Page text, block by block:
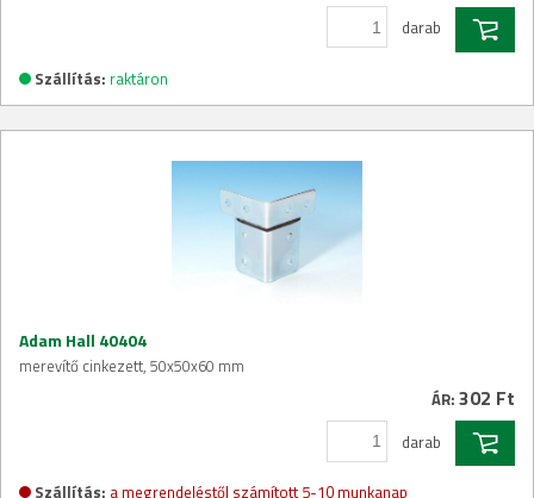
darab
Szállítás: raktáron
Adam Hall 40404
merevítő cinkezett, 50x50x60 mm
ÁR: 302 Ft
darab
Szállítás: a megrendeléstől számított 5-10 munkanap